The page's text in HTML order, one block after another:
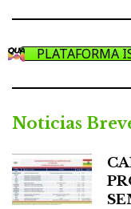
PLATAFORMA
Noticias